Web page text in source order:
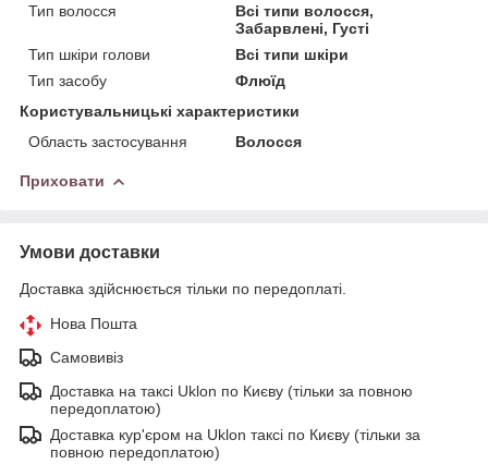
Тип волосся
Всі типи волосся,
Забарвлені, Густі
Тип шкіри голови
Всі типи шкіри
Тип засобу
Флюїд
Користувальницькі характеристики
Область застосування
Волосся
Приховати
Умови доставки
Доставка здійснюється тільки по передоплаті.
Нова Пошта
Самовивіз
Доставка на таксі Uklon по Києву (тільки за повною
передоплатою)
Доставка кур'єром на Uklon таксі по Києву (тільки за
повною передоплатою)